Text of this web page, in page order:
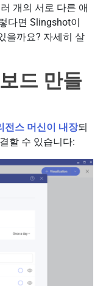
개의 서로 다른 애
다면 Slingshot이
을까요? 자세히 살
드 만들
전스 머신이 내장되
할 수 있습니다: